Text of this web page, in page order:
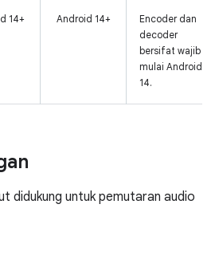
14+ Android 14+
Encoder dan
decoder
bersifat wajib
mulai Android
14.
didukung untuk pemutaran audio